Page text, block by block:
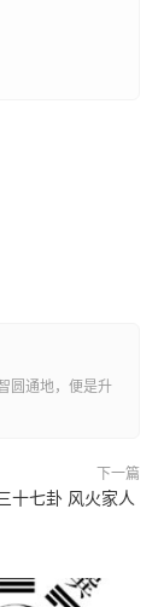
可疾贞。
于地。象
地，失则
圆通地，便是升
下一篇
十七卦 风火家人